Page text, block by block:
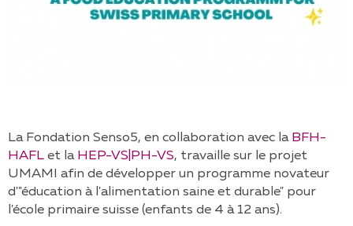
La Fondation Senso5, en collaboration avec la BFH-
HAFL et la HEP-VS|PH-VS, travaille sur le projet
UMAMI afin de développer un programme novateur
d'"éducation à l'alimentation saine et durable" pour
l'école primaire suisse (enfants de 4 à 12 ans).